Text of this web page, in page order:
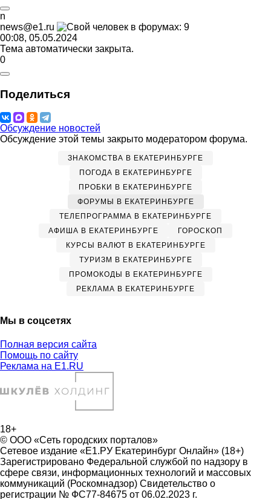
n
news@e1.ru
00:08, 05.05.2024
Тема автоматически закрыта.
0
Поделиться
Обсуждение новостей
Обсуждение этой темы закрыто модератором форума.
ЗНАКОМСТВА В ЕКАТЕРИНБУРГЕ
ПОГОДА В ЕКАТЕРИНБУРГЕ
ПРОБКИ В ЕКАТЕРИНБУРГЕ
ФОРУМЫ В ЕКАТЕРИНБУРГЕ
ТЕЛЕПРОГРАММА В ЕКАТЕРИНБУРГЕ
АФИША В ЕКАТЕРИНБУРГЕ
ГОРОСКОП
КУРСЫ ВАЛЮТ В ЕКАТЕРИНБУРГЕ
ТУРИЗМ В ЕКАТЕРИНБУРГЕ
ПРОМОКОДЫ В ЕКАТЕРИНБУРГЕ
РЕКЛАМА В ЕКАТЕРИНБУРГЕ
Мы в соцсетях
Полная версия сайта
Помощь по сайту
Реклама на E1.RU
18+
© ООО «Сеть городских порталов»
Сетевое издание «Е1.РУ Екатеринбург Онлайн» (18+)
Зарегистрировано Федеральной службой по надзору в
сфере связи, информационных технологий и массовых
коммуникаций (Роскомнадзор) Свидетельство о
регистрации № ФС77-84675 от 06.02.2023 г.